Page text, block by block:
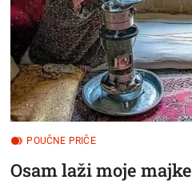
POUČNE PRIČE
Osam laži moje majke